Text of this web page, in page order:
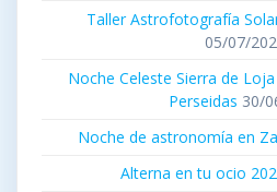
Taller Astrofotografía
05/07/
Noche Celeste Sierra de
Perseidas 30/
Noche de astronomía en
Alterna en tu ocio